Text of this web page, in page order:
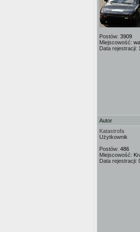
Postów: 3909
Miejscowość:
Data rejestracji:
Autor
Katastrofa
Użytkownik
Postów: 486
Miejscowość:
Data rejestracji: